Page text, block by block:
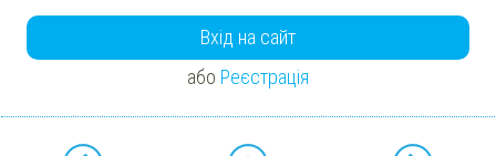
Вхід на сайт
або Реєстрація